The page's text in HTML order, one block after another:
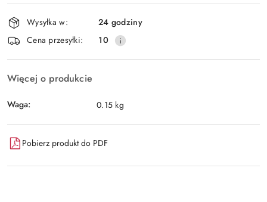
Wyślij
Dostępność
i
dostawa
Wysyłka w:
24 godziny
Cena przesyłki:
10
Więcej o produkcie
Waga: 0.15 kg
Pobierz produkt do PDF